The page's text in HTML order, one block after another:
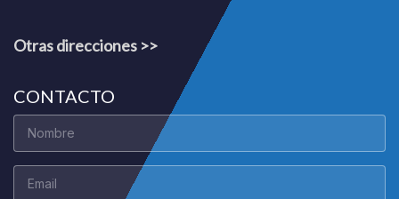
Otras direcciones >>
CONTACTO